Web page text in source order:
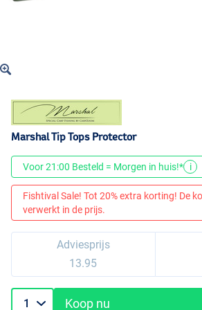
Marshal Tip Tops Protector
Voor 21:00 Besteld = Morgen in huis!* i
Fishtival Sale! Tot 20% extra korting! De
verwerkt in de prijs.
Adviesprijs
13.95
Koop nu